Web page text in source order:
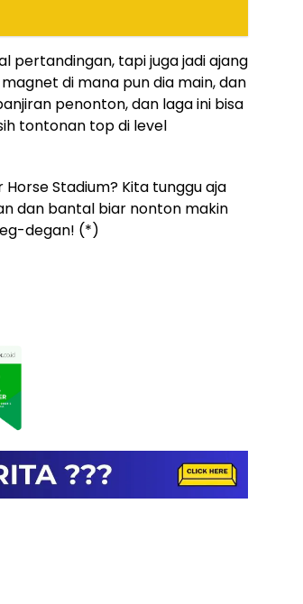
pertandingan, tapi juga jadi ajang
di mana pun dia main, dan
penonton, dan laga ini bisa
tontonan top di level
Stadium? Kita tunggu aja
dan bantal biar nonton makin
degan! (*)